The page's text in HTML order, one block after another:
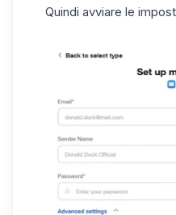
Quindi avviare le